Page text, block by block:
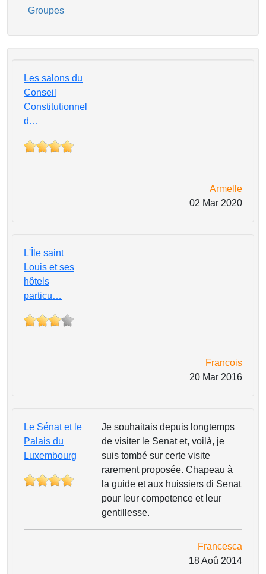
Groupes
Les salons du
Conseil
Constitutionnel
d…
Armelle
02 Mar 2020
L'Île saint
Louis et ses
hôtels
particu…
Francois
20 Mar 2016
Le Sénat et le
Palais du
Luxembourg
Je souhaitais depuis longtemps
de visiter le Senat et, voilà, je
suis tombé sur certe visite
rarement proposée. Chapeau à
la guide et aux huissiers di Senat
pour leur competence et leur
gentillesse.
Francesca
18 Aoû 2014